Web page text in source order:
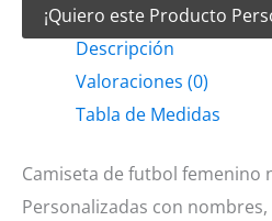
futbol
femenino
naranja
circulos
¡Quiero este Producto
Descripción
Valoraciones (0)
Tabla de Medidas
Camiseta de futbol femenino
Personalizadas con